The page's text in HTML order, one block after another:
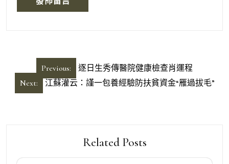
導
Previous:
逐日生秀傳醫院健康檢查肖運程
Next:
江蘇灌云：謹一包養經驗防扶貧資金“雁過拔毛”
Related Posts